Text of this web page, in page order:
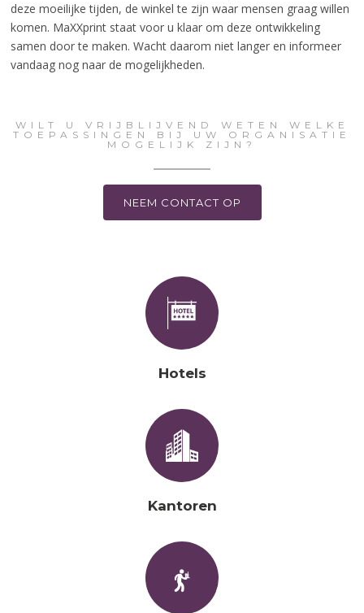
deze moeilijke tijden, de winkel te zijn waar mensen graag willen
komen. MaXXprint staat voor u klaar om deze ontwikkeling
samen door te maken. Wacht daarom niet langer en informeer
vandaag nog naar de mogelijkheden.
WILT U VRIJBLIJVEND WETEN WELKE
TOEPASSINGEN BIJ UW ORGANISATIE
MOGELIJK ZIJN?
NEEM CONTACT OP
Hotels
Kantoren